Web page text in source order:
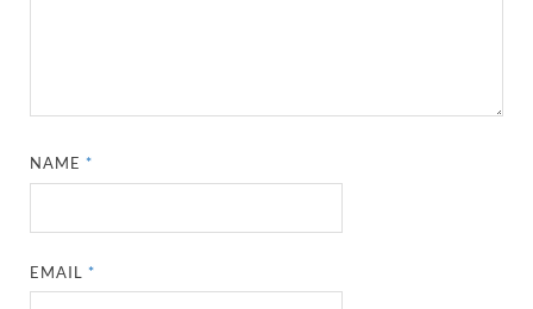
NAME*
EMAIL*